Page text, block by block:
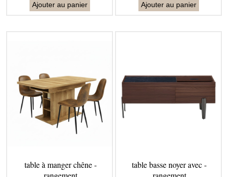
Ajouter au panier Ajouter au panier
table à manger chêne -
table basse noyer avec -